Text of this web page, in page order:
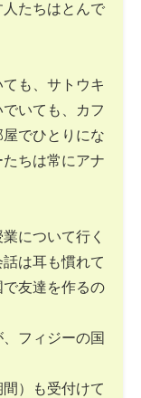
たちはとんで
も、サトウキ
いても、カフ
でひとりにな
ちは常にアナ
について行く
は耳も慣れて
友達を作るの
フィジーの国
）も受付けて